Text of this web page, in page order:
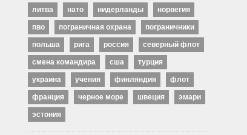
литва нато нидерланды норвегия
пво пограничная охрана пограничники
польша рига россия северный флот
смена командира сша турция
украина учения финляндия флот
франция черное море швеция эмари
эстония